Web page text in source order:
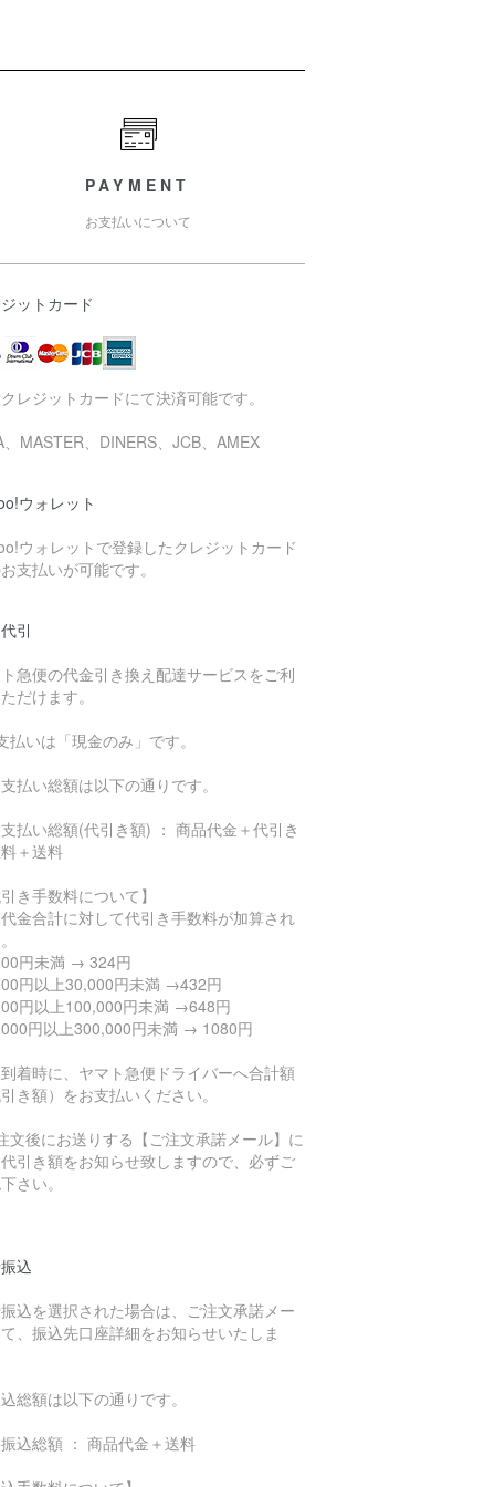
PAYMENT
お支払いについて
ットカード
レジットカードにて決済可能です。
、MASTER、DINERS、JCB、AMEX
ウォレット
ウォレットで登録したクレジットカード
支払いが可能です。
引
急便の代金引き換え配達サービスをご利
だけます。
払いは「現金のみ」です。
払い総額は以下の通りです。
払い総額(代引き額) ： 商品代金＋代引き
＋送料
引き手数料について】
金合計に対して代引き手数料が加算され
円未満 → 324円
円以上30,000円未満 →432円
円以上100,000円未満 →648円
円以上300,000円未満 → 1080円
着時に、ヤマト急便ドライバーへ合計額
引き額）をお支払いください。
文後にお送りする【ご注文承諾メール】に
引き額をお知らせ致しますので、必ずご
さい。
込
込を選択された場合は、ご注文承諾メー
、振込先口座詳細をお知らせいたしま
総額は以下の通りです。
込総額 ： 商品代金＋送料